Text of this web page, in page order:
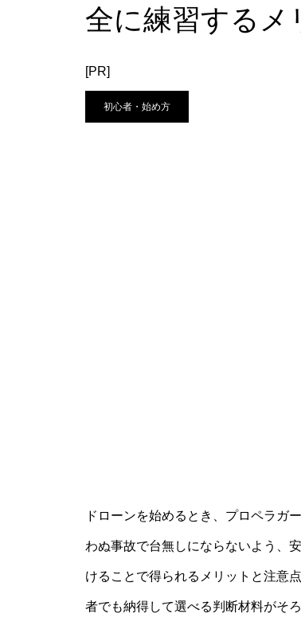
全に練習するメ
[PR]
初心者・始め方
ドローンを始めるとき、プロペラガ
わぬ事故で台無しにならないよう、
けることで得られるメリットと注意
者でも納得して選べる判断材料がそろ